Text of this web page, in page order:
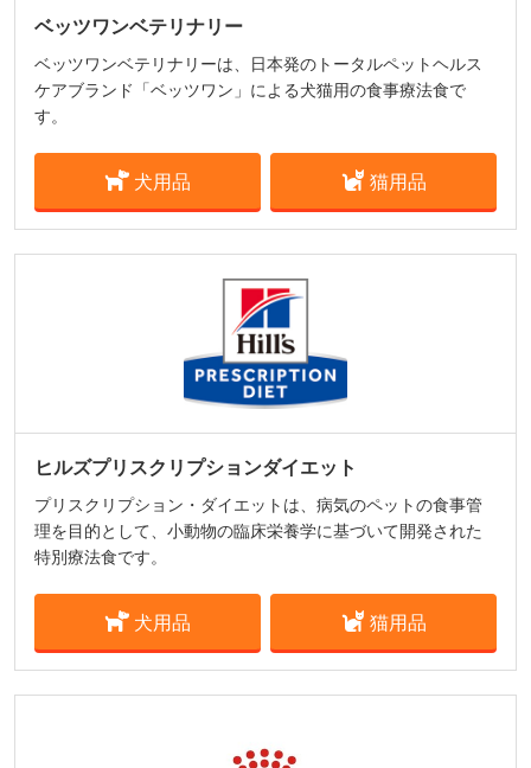
ベッツワンベテリナリー
ベッツワンベテリナリーは、日本発のトータルペットヘルス
ケアブランド「ベッツワン」による犬猫用の食事療法食で
す。
犬用品 猫用品
ヒルズプリスクリプションダイエット
プリスクリプション・ダイエットは、病気のペットの食事管
理を目的として、小動物の臨床栄養学に基づいて開発された
特別療法食です。
犬用品 猫用品